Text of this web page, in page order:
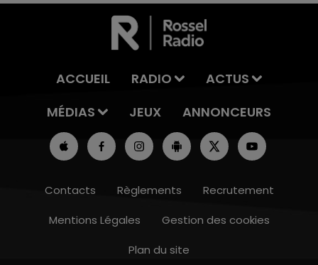
16h00 - 20h00
ACCUEIL RADIO
ACTUS
MÉDIAS
JEUX ANNONCEURS
Contacts Règlements
Recrutement
Mentions Légales
Gestion des cookies
Plan du site